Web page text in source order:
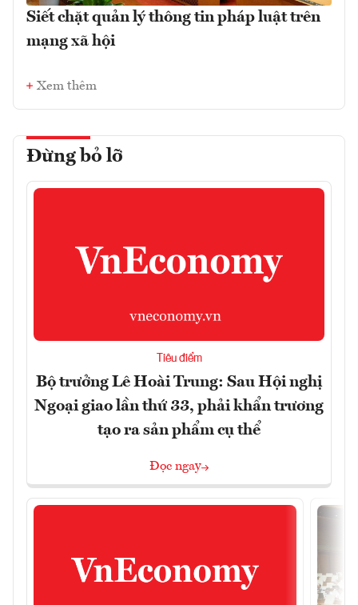
Siết chặt quản lý thông tin pháp luật trên
mạng xã hội
Xem thêm
Đừng bỏ lỡ
Tiêu điểm
Bộ trưởng Lê Hoài Trung: Sau Hội nghị
Ngoại giao lần thứ 33, phải khẩn trương
tạo ra sản phẩm cụ thể
Đọc ngay